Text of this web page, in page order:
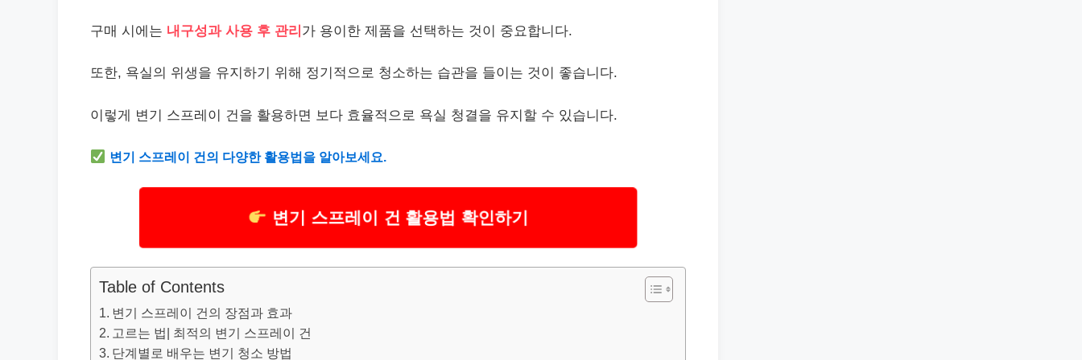
구매 시에는 내구성과 사용 후 관리 가 용이한 제품을 선택하는 것이 중요합니다.
또한, 욕실의 위생을 유지하기 위해 정기적으로 청소하는 습관을 들이는 것이 좋습니다.
이렇게 변기 스프레이 건을 활용하면 보다 효율적으로 욕실 청결을 유지할 수 있습니다.
변기 스프레이 건의 다양한 활용법을 알아보세요.
변기 스프레이 건 활용법 확인하기
Table of Contents
변기 스프레이 건의 장점과 효과
고르는 법| 최적의 변기 스프레이 건
단계별로 배우는 변기 청소 방법